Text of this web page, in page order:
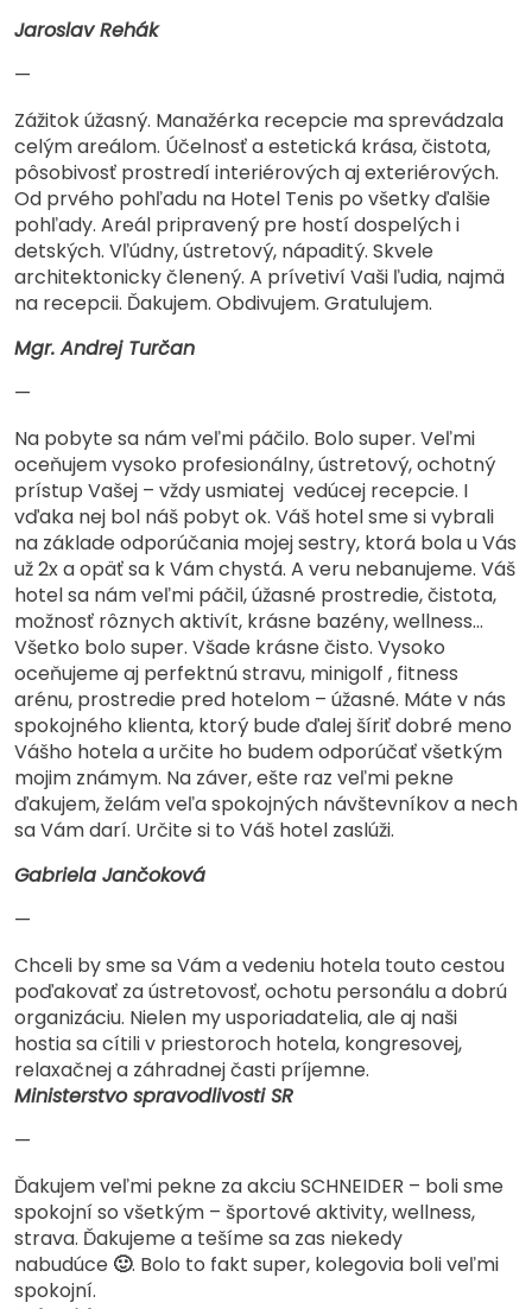
Jaroslav Rehák
—
Zážitok úžasný. Manažérka recepcie ma sprevádzala
celým areálom. Účelnosť a estetická krása, čistota,
pôsobivosť prostredí interiérových aj exteriérových.
Od prvého pohľadu na Hotel Tenis po všetky ďalšie
pohľady. Areál pripravený pre hostí dospelých i
detských. Vľúdny, ústretový, nápaditý. Skvele
architektonicky členený. A prívetiví Vaši ľudia, najmä
na recepcii. Ďakujem. Obdivujem. Gratulujem.
Mgr. Andrej Turčan
—
Na pobyte sa nám veľmi páčilo. Bolo super. Veľmi
oceňujem vysoko profesionálny, ústretový, ochotný
prístup Vašej – vždy usmiatej vedúcej recepcie. I
vďaka nej bol náš pobyt ok. Váš hotel sme si vybrali
na základe odporúčania mojej sestry, ktorá bola u Vás
už 2x a opäť sa k Vám chystá. A veru nebanujeme. Váš
hotel sa nám veľmi páčil, úžasné prostredie, čistota,
možnosť rôznych aktivít, krásne bazény, wellness…
Všetko bolo super. Všade krásne čisto. Vysoko
oceňujeme aj perfektnú stravu, minigolf , fitness
arénu, prostredie pred hotelom – úžasné. Máte v nás
spokojného klienta, ktorý bude ďalej šíriť dobré meno
Vášho hotela a určite ho budem odporúčať všetkým
mojim známym. Na záver, ešte raz veľmi pekne
ďakujem, želám veľa spokojných návštevníkov a nech
sa Vám darí. Určite si to Váš hotel zaslúži.
Gabriela Jančoková
—
Chceli by sme sa Vám a vedeniu hotela touto cestou
poďakovať za ústretovosť, ochotu personálu a dobrú
organizáciu. Nielen my usporiadatelia, ale aj naši
hostia sa cítili v priestoroch hotela, kongresovej,
relaxačnej a záhradnej časti príjemne.
Ministerstvo spravodlivosti SR
—
Ďakujem veľmi pekne za akciu SCHNEIDER – boli sme
spokojní so všetkým – športové aktivity, wellness,
strava. Ďakujeme a tešíme sa zas niekedy
nabudúce 🙂. Bolo to fakt super, kolegovia boli veľmi
spokojní.